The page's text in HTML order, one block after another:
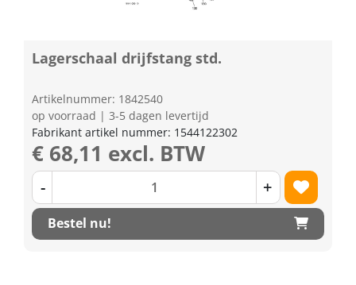
Lagerschaal drijfstang std.
Artikelnummer: 1842540
op voorraad | 3-5 dagen levertijd
Fabrikant artikel nummer: 1544122302
€ 68,11 excl. BTW
- +
Bestel nu!